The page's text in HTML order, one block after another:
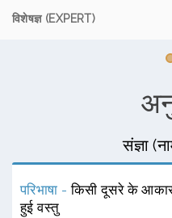
विशेषज्ञ (EXPERT)
संज्ञा
परिभाषा -किसी दूसरे के
हुई वस्तु